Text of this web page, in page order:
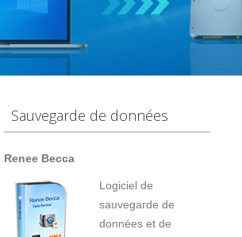
Sauvegarde de données
Renee Becca
Logiciel de
sauvegarde de
données et de